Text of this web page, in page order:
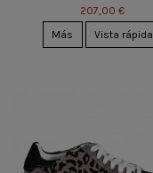
207,00 €
Más
Vista rápida